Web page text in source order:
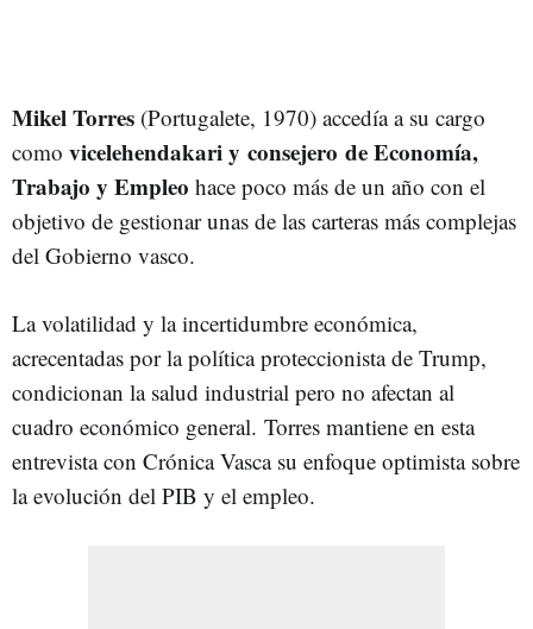
Mikel Torres (Portugalete, 1970) accedía a su cargo
como vicelehendakari y consejero de Economía,
Trabajo y Empleo hace poco más de un año con el
objetivo de gestionar unas de las carteras más complejas
del Gobierno vasco.
La volatilidad y la incertidumbre económica,
acrecentadas por la política proteccionista de Trump,
condicionan la salud industrial pero no afectan al
cuadro económico general. Torres mantiene en esta
entrevista con Crónica Vasca su enfoque optimista sobre
la evolución del PIB y el empleo.